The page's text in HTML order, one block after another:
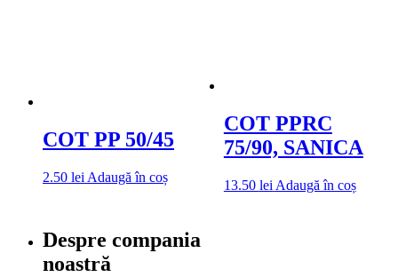
COT PP 50/45
2.50 lei Adaugă în coș
COT PPRC
75/90, SANICA
13.50 lei Adaugă în coș
Despre compania
noastră